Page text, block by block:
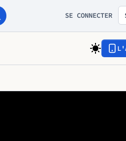
SE CONNECTER